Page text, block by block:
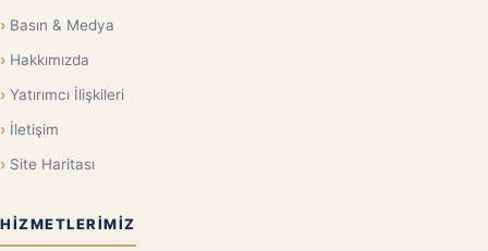
Basın & Medya
Hakkımızda
Yatırımcı İlişkileri
İletişim
Site Haritası
HIZMETLERIMIZ